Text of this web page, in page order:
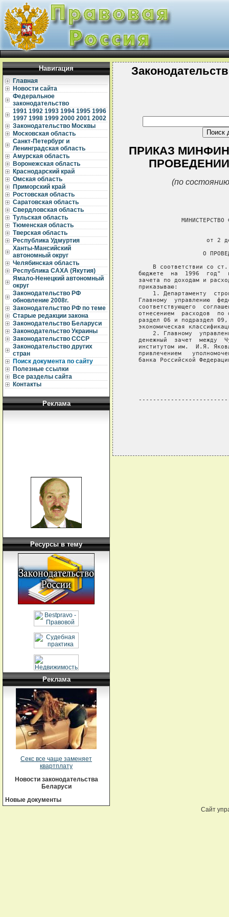
Навигация
Главная
Новости сайта
Федеральное
законодательство
1991 1992 1993 1994 1995 1996
1997 1998 1999 2000 2001 2002
Законодательство Москвы
Московская область
Санкт-Петербург и
Ленинградская область
Амурская область
Воронежская область
Краснодарский край
Омская область
Приморский край
Ростовская область
Саратовская область
Свердловская область
Тульская область
Тюменская область
Тверская область
Республика Удмуртия
Ханты-Мансийский
автономный округ
Челябинская область
Республика САХА (Якутия)
Ямало-Ненецкий автономный
округ
Законодательство РФ
обновление 2008г.
Законодательство РФ по теме
Старые редакции закона
Законодательство Беларуси
Законодательство Украины
Законодательство СССР
Законодательство других
стран
Поиск документа по сайту
Полезные ссылки
Все разделы сайта
Контакты
Реклама
Ресурсы в тему
Реклама
Секс все чаще заменяет
квартплату
Новости законодательства
Беларуси
Новые документы
ПРИКАЗ
(по
МИНИСТЕРСТВО
от 2
О
В соответствии со
бюджете  на  1996  год"
зачета по доходам и
   приказываю:
1. Департаменту
Главному  управлению
соответствующего
отнесением  расходов  по
раздел 06 и подраздел
экономическая
2. Главному
денежный  зачет  между
институтом им.  И.Я.
привлечением
банка Российской
Сайт